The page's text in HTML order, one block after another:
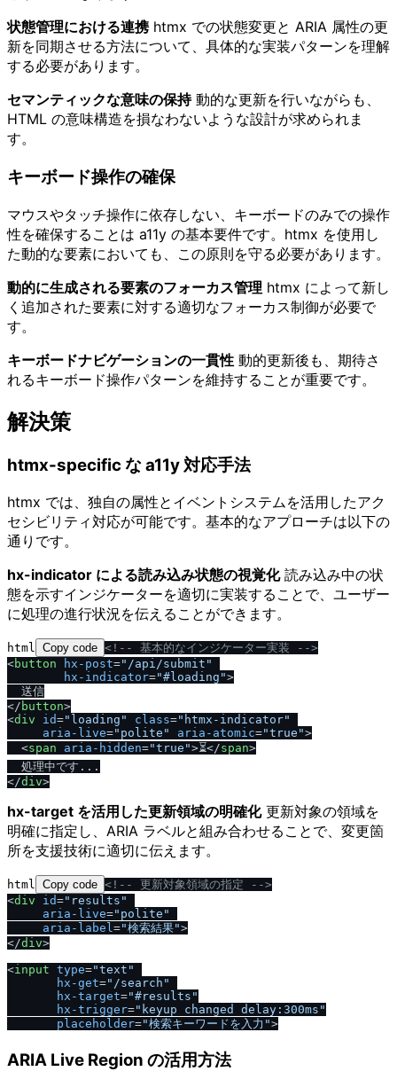
状態管理における連携htmx での状態変更と ARIA 属性の更
新を同期させる方法について、具体的な実装パターンを理解
する必要があります。
セマンティックな意味の保持動的な更新を行いながらも、
HTML の意味構造を損なわないような設計が求められま
す。
キーボード操作の確保
マウスやタッチ操作に依存しない、キーボードのみでの操作
性を確保することは a11y の基本要件です。htmx を使用し
た動的な要素においても、この原則を守る必要があります。
動的に生成される要素のフォーカス管理 htmx によって新し
く追加された要素に対する適切なフォーカス制御が必要で
す。
キーボードナビゲーションの一貫性 動的更新後も、期待さ
れるキーボード操作パターンを維持することが重要です。
解決策
htmx-specific な a11y 対応手法
htmx では、独自の属性とイベントシステムを活用したアク
セシビリティ対応が可能です。基本的なアプローチは以下の
通りです。
hx-indicator による読み込み状態の視覚化読み込み中の状
態を示すインジケーターを適切に実装することで、ユーザー
に処理の進行状況を伝えることができます。
html Copy code <!-- 基本的なインジケーター実装 -->
<button hx-post="/api/submit"
hx-indicator="#loading">
</ button>
<div id="loading" class="htmx-indicator"
aria-live="polite" aria-atomic="true">
<span aria-hidden="true">⏳</span>
</div>
hx-target を活用した更新領域の明確化更新対象の領域を
明確に指定し、ARIA ラベルと組み合わせることで、変更箇
所を支援技術に適切に伝えます。
html Copy code <!-- 更新対象領域の指定 -->
<div id="results"
aria-live="polite"
aria-label="検索結果">
</div>
<input type="text"
hx-get="/search"
hx-target="#results"
hx-trigger="keyup changed delay:300ms"
placeholder="検索キーワードを入力">
ARIA Live Region の活用方法